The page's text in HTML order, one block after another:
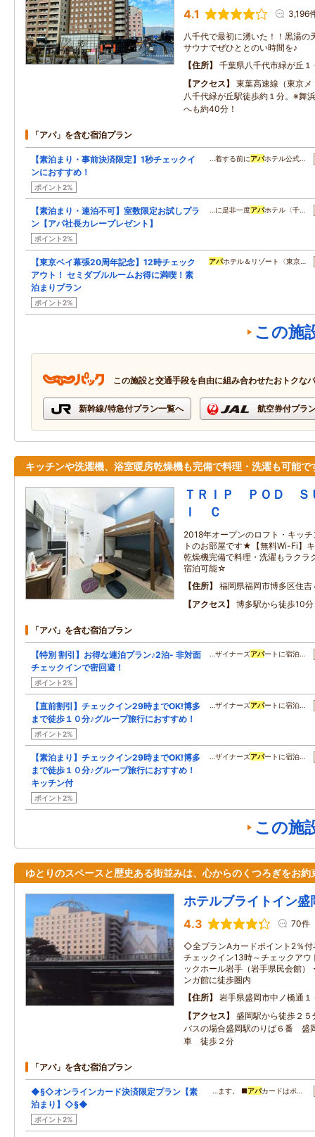
4.1 3,196
八千代で最初に湧いた！！黒湯の
サウナでぜひととのい時間を♪
住所
千葉県八千代市緑が丘１
アクセス
東葉高速線（東京
八千代緑が丘駅徒歩約１分。※舞
へも約40分！
「アパ」を含む宿泊プラン
【素泊まり・事前決済限定】1秒チェックイ
ンにおすすめ！
ポイント2%
…着する前にアパホテル公式…
【素泊まり・連泊不可】室数限定お試しプラ
ン【アパ社長カレープレゼント】
ポイント2%
…に是非一度アパホテル〈千…
【東京ベイ幕張20周年記念】12時チェック
アウト！ セミダブルルームお得に満喫！素
泊まりプラン
ポイント2%
アパホテル＆リゾート〈東京…
この施
この施設と交通手段を自由に組み合わせたおトクな
新幹線/特急付プラン一覧へ 航空券付プラ
キッチンや洗濯機、浴室暖房乾燥機も完備で料理・洗濯も可能で
ＴＲＩＰ ＰＯＤ Ｓ
Ｉ Ｃ
2018年オープンのロフト・キッ
トのお部屋です★【無料Wi-Fi】
乾燥機完備で料理・洗濯もラクラ
宿泊可能☆
住所
福岡県福岡市博多区住吉
アクセス
博多駅から徒歩10分
「アパ」を含む宿泊プラン
【特別 割引】お得な連泊プラン♪2泊- 非対面
チェックインで密回避！
ポイント2%
…ザイナーズアパートに宿泊…
【直前割引】チェックイン29時までOK!博多
まで徒歩１０分♪グループ旅行におすすめ！
ポイント2%
…ザイナーズアパートに宿泊…
【素泊まり】チェックイン29時までOK!博多
まで徒歩１０分♪グループ旅行におすすめ！
キッチン付
ポイント2%
…ザイナーズアパートに宿泊…
この施
ゆとりのスペースと歴史ある街並みは、心からのくつろぎをお約
ホテルブライトイン盛
4.3 70件
◇全プランAカードポイント2
チェックイン13時～チェックア
ックホール岩手（岩手県民会館）
ンガ館に徒歩圏内
住所
岩手県盛岡市中ノ橋通１
アクセス
盛岡駅から徒歩２
バスの場合盛岡駅のりば６番 盛
車 徒歩２分
「アパ」を含む宿泊プラン
◆§◇オンラインカード決済限定プラン【素
泊まり】◇§◆
ポイント2%
…ます。 ■アパカードはポ…